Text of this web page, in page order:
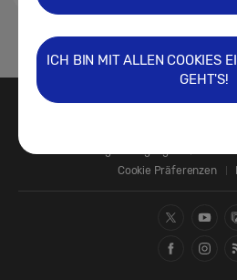
Cookie Präferenzen
ICH BIN MIT ALLEN COOKIES
GEHT'S!